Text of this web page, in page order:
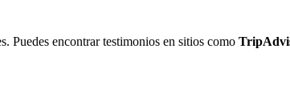
Puedes encontrar testimonios en sitios como